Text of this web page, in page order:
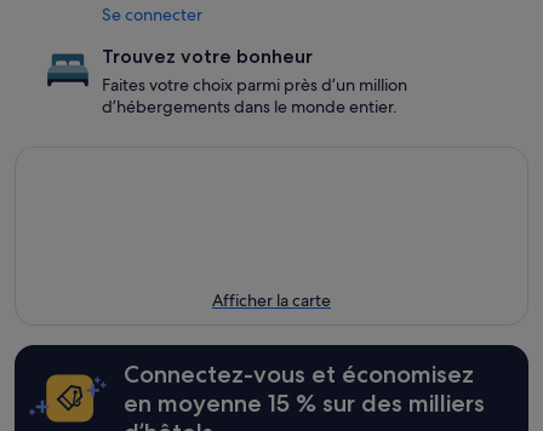
Se connecter
Trouvez votre bonheur
Faites votre choix parmi près d’un million
d’hébergements dans le monde entier.
Afficher la carte
Connectez-vous et économisez
en moyenne 15 % sur des milliers